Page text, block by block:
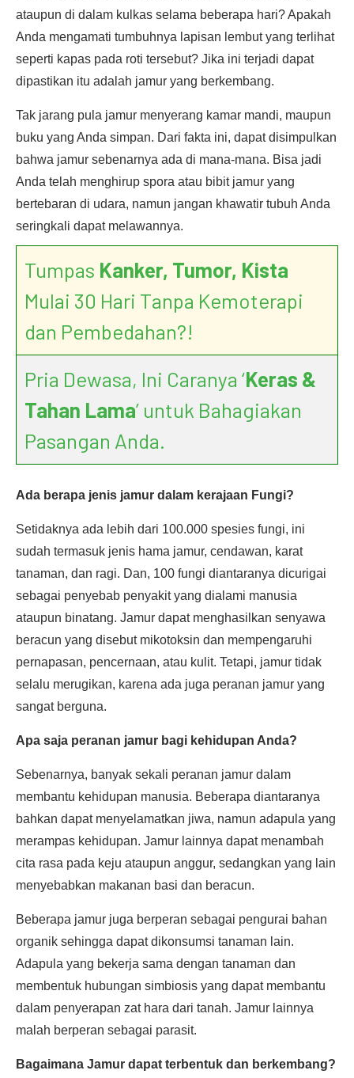
ataupun di dalam kulkas selama beberapa hari? Apakah
Anda mengamati tumbuhnya lapisan lembut yang terlihat
seperti kapas pada roti tersebut? Jika ini terjadi dapat
dipastikan itu adalah jamur yang berkembang.
Tak jarang pula jamur menyerang kamar mandi, maupun
buku yang Anda simpan. Dari fakta ini, dapat disimpulkan
bahwa jamur sebenarnya ada di mana-mana. Bisa jadi
Anda telah menghirup spora atau bibit jamur yang
bertebaran di udara, namun jangan khawatir tubuh Anda
seringkali dapat melawannya.
Tumpas Kanker, Tumor, Kista
Mulai 30 Hari Tanpa Kemoterapi
dan Pembedahan?!
Pria Dewasa, Ini Caranya ‘Keras &
Tahan Lama’ untuk Bahagiakan
Pasangan Anda.
Ada berapa jenis jamur dalam kerajaan Fungi?
Setidaknya ada lebih dari 100.000 spesies fungi, ini
sudah termasuk jenis hama jamur, cendawan, karat
tanaman, dan ragi. Dan, 100 fungi diantaranya dicurigai
sebagai penyebab penyakit yang dialami manusia
ataupun binatang. Jamur dapat menghasilkan senyawa
beracun yang disebut mikotoksin dan mempengaruhi
pernapasan, pencernaan, atau kulit. Tetapi, jamur tidak
selalu merugikan, karena ada juga peranan jamur yang
sangat berguna.
Apa saja peranan jamur bagi kehidupan Anda?
Sebenarnya, banyak sekali peranan jamur dalam
membantu kehidupan manusia. Beberapa diantaranya
bahkan dapat menyelamatkan jiwa, namun adapula yang
merampas kehidupan. Jamur lainnya dapat menambah
cita rasa pada keju ataupun anggur, sedangkan yang lain
menyebabkan makanan basi dan beracun.
Beberapa jamur juga berperan sebagai pengurai bahan
organik sehingga dapat dikonsumsi tanaman lain.
Adapula yang bekerja sama dengan tanaman dan
membentuk hubungan simbiosis yang dapat membantu
dalam penyerapan zat hara dari tanah. Jamur lainnya
malah berperan sebagai parasit.
Bagaimana Jamur dapat terbentuk dan berkembang?